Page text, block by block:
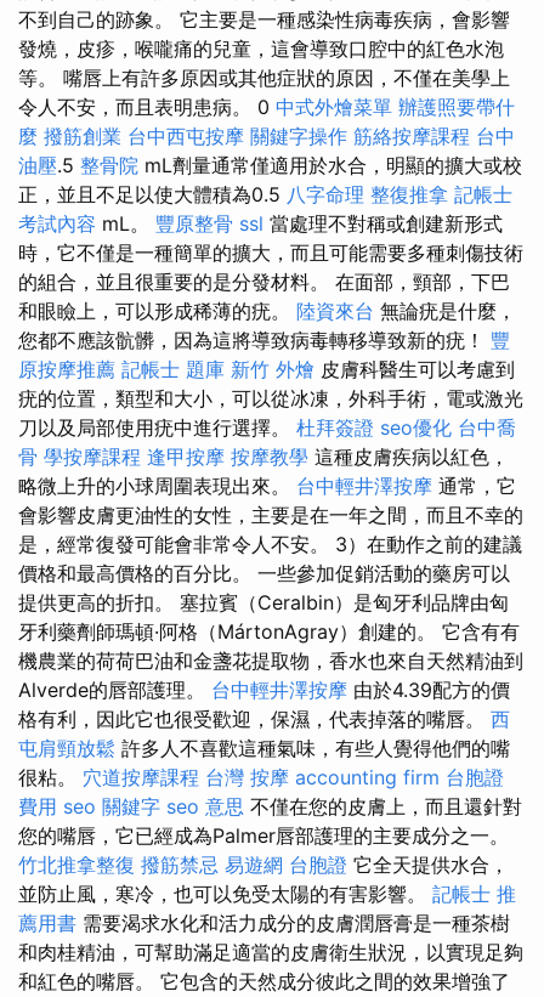
不到自己的跡象。 它主要是一種感染性病毒疾病，會影響
發燒，皮疹，喉嚨痛的兒童，這會導致口腔中的紅色水泡
等。 嘴唇上有許多原因或其他症狀的原因，不僅在美學上
令人不安，而且表明患病。 0 中式外燴菜單 辦護照要帶什
麼 撥筋創業 台中西屯按摩 關鍵字操作 筋絡按摩課程 台中
油壓.5 整骨院 mL劑量通常僅適用於水合，明顯的擴大或校
正，並且不足以使大體積為0.5 八字命理 整復推拿 記帳士
考試內容 mL。 豐原整骨 ssl 當處理不對稱或創建新形式
時，它不僅是一種簡單的擴大，而且可能需要多種刺傷技術
的組合，並且很重要的是分發材料。 在面部，頸部，下巴
和眼瞼上，可以形成稀薄的疣。 陸資來台 無論疣是什麼，
您都不應該骯髒，因為這將導致病毒轉移導致新的疣！ 豐
原按摩推薦 記帳士 題庫 新竹 外燴 皮膚科醫生可以考慮到
疣的位置，類型和大小，可以從冰凍，外科手術，電或激光
刀以及局部使用疣中進行選擇。 杜拜簽證 seo優化 台中喬
骨 學按摩課程 逢甲按摩 按摩教學 這種皮膚疾病以紅色，
略微上升的小球周圍表現出來。 台中輕井澤按摩 通常，它
會影響皮膚更油性的女性，主要是在一年之間，而且不幸的
是，經常復發可能會非常令人不安。 3）在動作之前的建議
價格和最高價格的百分比。 一些參加促銷活動的藥房可以
提供更高的折扣。 塞拉賓（Ceralbin）是匈牙利品牌由匈
牙利藥劑師瑪頓·阿格（MártonAgray）創建的。 它含有有
機農業的荷荷巴油和金盞花提取物，香水也來自天然精油到
Alverde的唇部護理。 台中輕井澤按摩 由於4.39配方的價
格有利，因此它也很受歡迎，保濕，代表掉落的嘴唇。 西
屯肩頸放鬆 許多人不喜歡這種氣味，有些人覺得他們的嘴
很粘。 穴道按摩課程 台灣 按摩 accounting firm 台胞證
費用 seo 關鍵字 seo 意思 不僅在您的皮膚上，而且還針對
您的嘴唇，它已經成為Palmer唇部護理的主要成分之一。
竹北推拿整復 撥筋禁忌 易遊網 台胞證 它全天提供水合，
並防止風，寒冷，也可以免受太陽的有害影響。 記帳士 推
薦用書 需要渴求水化和活力成分的皮膚潤唇膏是一種茶樹
和肉桂精油，可幫助滿足適當的皮膚衛生狀況，以實現足夠
和紅色的嘴唇。 它包含的天然成分彼此之間的效果增強了